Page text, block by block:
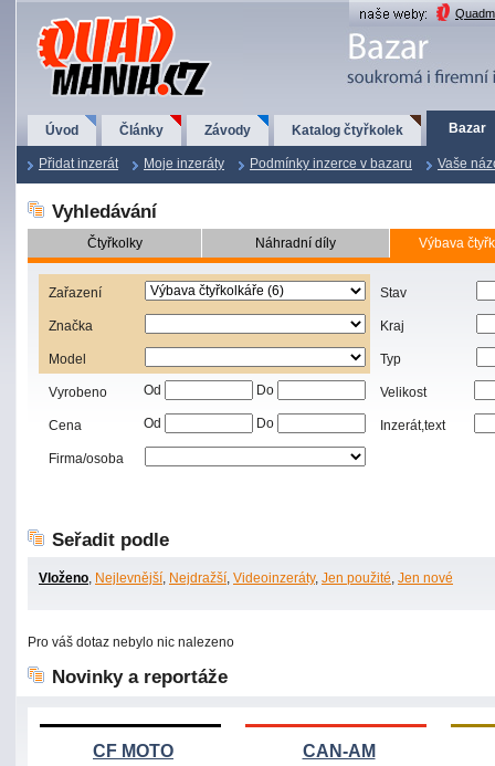
QuadMania.cz
Úvod Články Závody Katalog čtyřkolek Bazar
Přidat inzerát Moje inzeráty Podmínky inzerce v bazaru Vaše
Vyhledávání
Čtyřkolky Náhradní díly Výbava
Zařazení
Značka
Model
Vyrobeno Od Do
Cena Od Do
Firma/osoba
Stav
Kraj
Typ
Velikost
Inzerát,text
Seřadit podle
Vloženo, Nejlevnější, Nejdražší, Videoinzeráty, Jen použité, Jen nové
Pro váš dotaz nebylo nic nalezeno
Novinky a reportáže
CF MOTO CAN-AM